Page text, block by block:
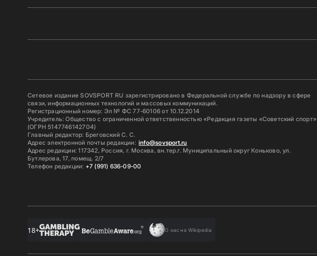
Сетевое издание SOVSPORT RU зарегистрировано в Федеральной службе по надзору в сфере
связи, информационных технологий и массовых коммуникаций.
Регистрационный номер: Эл № ФС 77-60106 от 10.12.2014
Учредитель: Общество с ограниченной ответственностью «Редакция газеты «Советский спорт»
(ОГРН 5147746142704)
Главный редактор: Бреговский С. С.
Адрес электронной почты редакции: info@sovsport.ru
Адрес редакции: 117342, Россия, г. Москва, вн.тер.г. Муниципальный округ Коньково, ул.
Бутлерова, 17, помещ. 2/7
Телефон редакции: +7 (991) 636-09-00
18+ О нас на Wikipedia